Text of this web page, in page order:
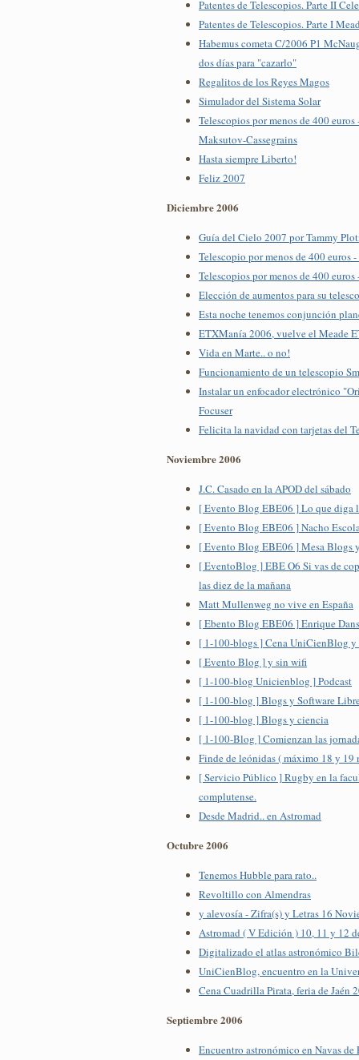
Patentes de Telescopios. Parte II
Patentes de Telescopios. Parte I
Habemus cometa C/2006 P1
dos días para "cazarlo"
Regalitos de los Reyes Magos
Simulador del Sistema Solar
Telescopios por menos de 400
Maksutov-Cassegrains
Hasta siempre Liberto!
Feliz 2007
Diciembre 2006
Guía del Cielo 2007 por Tammy
Telescopio por menos de 400 euros
Telescopios por menos de 400 euros
Elección de aumentos para su
Esta noche tenemos conjunción
ETXManía 2006, vuelve el Meade
Vida en Marte.. o no!
Funcionamiento de un telescopio
Instalar un enfocador electrónico
Focuser
Felicita la navidad con tarjetas del
Noviembre 2006
J.C. Casado en la APOD del sábado
[ Evento Blog EBE06 ] Lo que diga
[ Evento Blog EBE06 ] Nacho
[ Evento Blog EBE06 ] Mesa Blogs
[ EventoBlog ] EBE O6 Si vas de
las diez de la mañana
Matt Mullenweg no vive en España
[ Ebento Blog EBE06 ] Enrique Dans
[ 1-100-blogs ] Cena UniCienBlog
[ Evento Blog ] y sin wifi
[ 1-100-blog Unicienblog ] Podcast
[ 1-100-blog ] Blogs y Software
[ 1-100-blog ] Blogs y ciencia
[ 1-100-Blog ] Comienzan las
Finde de leónidas ( máximo 18 y 19
[ Servicio Público ] Rugby en la
complutense.
Desde Madrid.. en Astromad
Octubre 2006
Tenemos Hubble para rato..
Revoltillo con Almendras
y alevosía - Zifra(s) y Letras 16
Astromad ( V Edición ) 10, 11 y 12
Digitalizado el atlas astronómico
UniCienBlog, encuentro en la
Cena Cuadrilla Pirata, feria de Jaén
Septiembre 2006
Encuentro astronómico en Navas de